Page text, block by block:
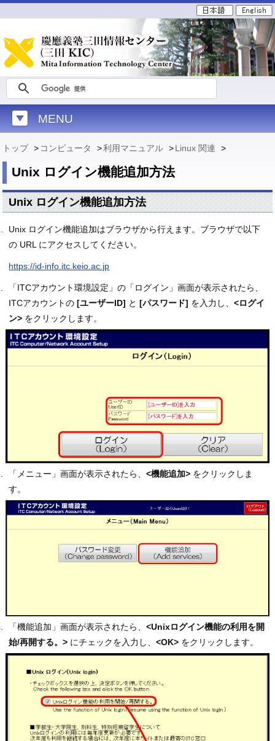
MENU
トップ > コンピュータ >利用マニュアル >Linux 関連 >
Unix ログイン機能追加方法
Unix ログイン機能追加方法
Unix ログイン機能追加はブラウザから行えます。ブラウザで以下
の URL にアクセスしてください。
https://id-info.itc.keio.ac.jp
「ITCアカウント環境設定」の「ログイン」画面が表示されたら、
ITCアカウントの[ユーザーID] と[パスワード] を入力し、<ログイ
ン> をクリックします。
「メニュー」画面が表示されたら、<機能追加> をクリックしま
す。
「機能追加」画面が表示されたら、<Unixログイン機能の利用を開
始/再開する。> にチェックを入力し、<OK> をクリックします。